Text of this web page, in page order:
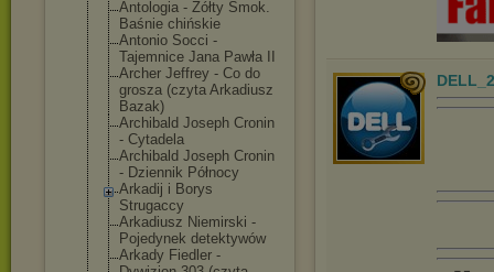
Antologia - Żółty Smok.
Baśnie chińskie
Antonio Socci -
Tajemnice Jana Pawła II
Archer Jeffrey - Co do
grosza (czyta Arkadiusz
Bazak)
Archibald Joseph Cronin
- Cytadela
Archibald Joseph Cronin
- Dziennik Północy
Arkadij i Borys
Strugaccy
Arkadiusz Niemirski -
Pojedynek detektywów
Arkady Fiedler -